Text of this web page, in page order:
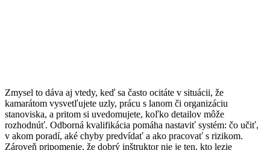
Zmysel to dáva aj vtedy, keď sa často ocitáte v situácii, že
kamarátom vysvetľujete uzly, prácu s lanom či organizáciu
stanoviska, a pritom si uvedomujete, koľko detailov môže
rozhodnúť. Odborná kvalifikácia pomáha nastaviť systém: čo učiť,
v akom poradí, aké chyby predvídať a ako pracovať s rizikom.
Zároveň pripomenie, že dobrý inštruktor nie je ten, kto lezie